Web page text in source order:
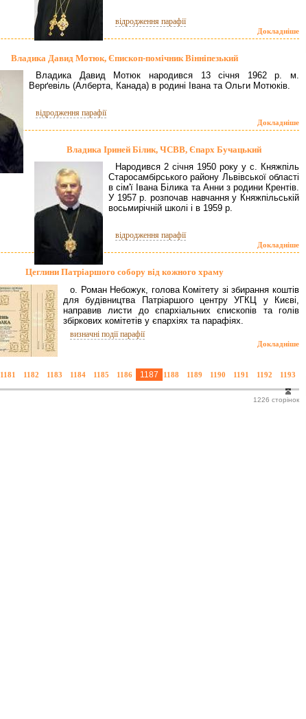
відродження парафії
Докладніше
Владика Давид Мотюк, Єпископ-помічник Вінніпезький
Владика Давид Мотюк народився 13 січня 1962 р. м.
Верґевіль (Алберта, Канада) в родині Івана та Ольги Мотюків.
відродження парафії
Докладніше
Владика Іриней Білик, ЧСВВ, Єпарх Бучацький
Народився 2 січня 1950 року у с. Княжпіль
Старосамбірського району Львівської області
в сім'ї Івана Білика та Анни з родини Крентів.
У 1957 р. розпочав навчання у Княжпільській
восьмирічній школі і в 1959 р.
відродження парафії
Докладніше
Цеглини Патріаршого собору від кожного храму
о. Роман Небожук, голова Комітету зі збирання коштів
для будівництва Патріаршого центру УГКЦ у Києві,
направив листи до єпархіальних єпископів та голів
збіркових комітетів у єпархіях та парафіях.
визначні події парафії
Докладніше
1181 1182 1183 1184 1185 1186 1187 1188 1189 1190 1191 1192 1193
1226 сторінок